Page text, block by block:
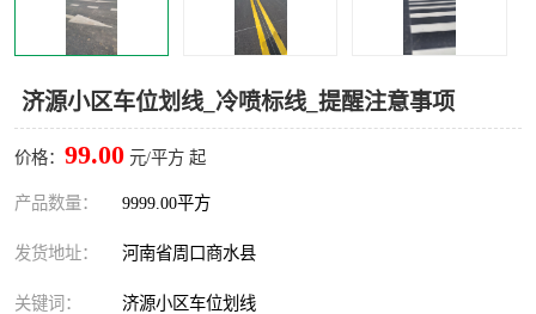
济源小区车位划线_冷喷标线_提醒注意事项
价格： 99.00 元/平方 起
产品数量： 9999.00平方
发货地址： 河南省周口商水县
关键词： 济源小区车位划线